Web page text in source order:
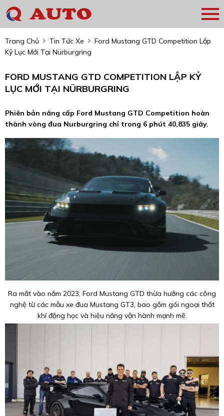
Trang Chủ Tin Tức Xe
Ford Mustang GTD Competition Lập
Kỷ Lục Mới Tại Nürburgring
FORD MUSTANG GTD COMPETITION LẬP KỶ
LỤC MỚI TẠI NÜRBURGRING
Phiên bản nâng cấp Ford Mustang GTD Competition hoàn
thành vòng đua Nurburgring chỉ trong 6 phút 40,835 giây.
Ra mắt vào năm 2023, Ford Mustang GTD thừa hưởng các công
nghệ từ các mẫu xe đua Mustang GT3, bao gồm gói ngoại thất
khí động học và hiệu năng vận hành mạnh mẽ.